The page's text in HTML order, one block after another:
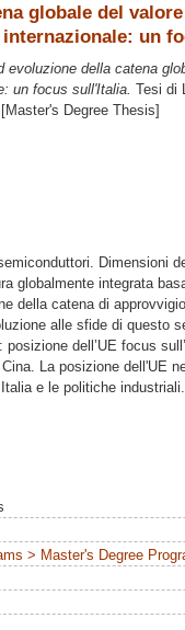
globale del
un
evoluzione della catena
un focus sull'Italia. Tesi di
Degree Thesis]
Dimensioni
globalmente integrata
della catena di
alle sfide di questo
dell’UE focus
La posizione dell'UE
e le politiche industriali.
> Master's Degree